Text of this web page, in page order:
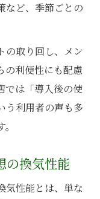
など、季節ごとの
の取り回し、メン
の利便性にも配慮
では「導入後の使
う利用者の声も多
の換気性能
気性能とは、単な